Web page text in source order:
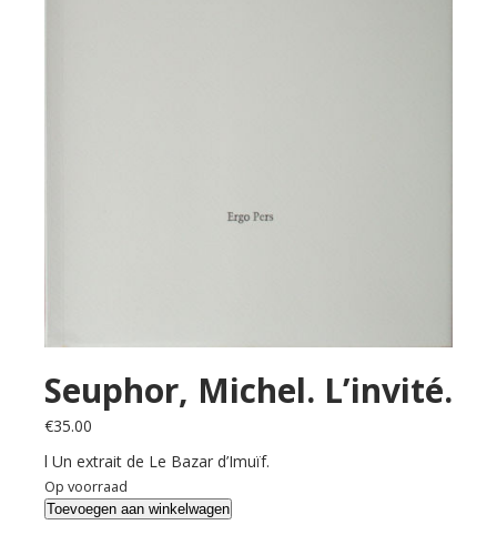
Seuphor, Michel. L’invité.
€35.00
l Un extrait de Le Bazar d’Imuïf.
Op voorraad
Seuphor,
Toevoegen aan winkelwagen